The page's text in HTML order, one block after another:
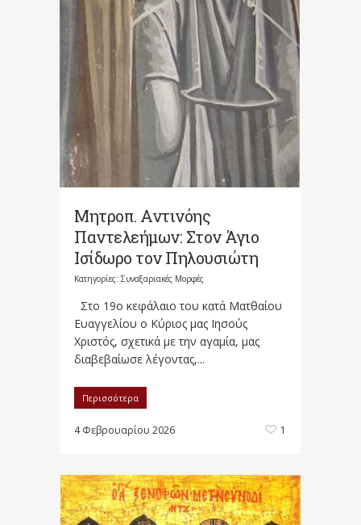
Μητροπ. Αντινόης
Παντελεήμων: Στον Άγιο
Ισίδωρο τον Πηλουσιώτη
Κατηγορίες: Συναξαριακές Μορφές
Στο 19ο κεφάλαιο του κατά Ματθαίου
Ευαγγελίου ο Κύριος μας Ιησούς
Χριστός, σχετικά με την αγαμία, μας
διαβεβαίωσε λέγοντας,...
Περισσότερα
4 Φεβρουαρίου 2026 1